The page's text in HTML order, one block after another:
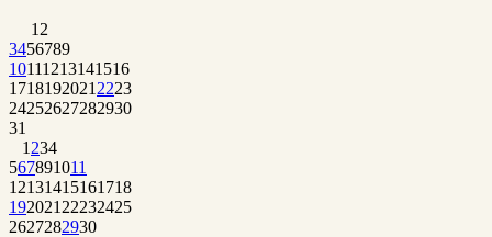
1 2
3456789
10111213141516
1718192021 2223
24252627282930
31
1 234
567891011
12131415161718
192021 22232425
2627282930